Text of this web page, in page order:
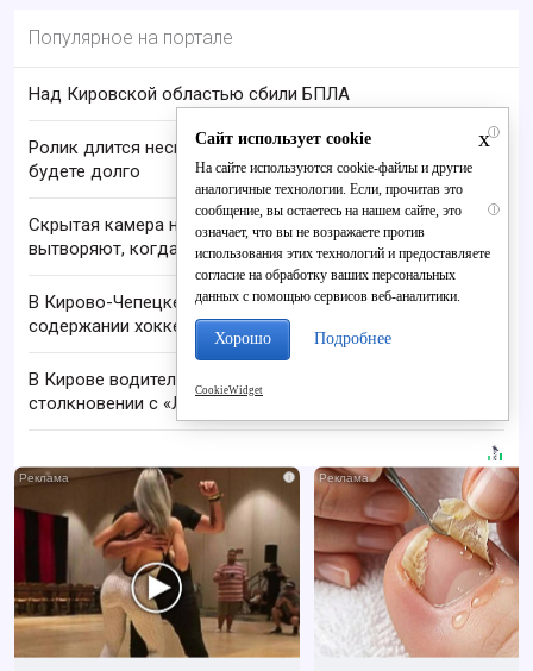
Популярное на портале
Над Кировской областью сбили БПЛА
i
Ролик длится несколько секунд, а смеяться вы
будете долго
i
Скрытая камера на пляже Крыма: Что люди
вытворяют, когда их не видят...
В Кирово-Чепецке подписали соглашение о
содержании хоккейных коробок
В Кирове водитель мопеда пострадал в
столкновении с «Ладой»
i
x
Сайт использует cookie
На сайте используются cookie-файлы и другие
аналогичные технологии. Если, прочитав это
сообщение, вы остаетесь на нашем сайте, это
означает, что вы не возражаете против
использования этих технологий и предоставляете
согласие на обработку ваших персональных
данных с помощью сервисов веб-аналитики.
Хорошо Подробнее
CookieWidget